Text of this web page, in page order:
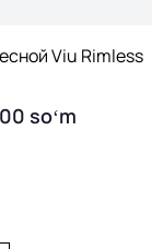
ViewViu Rimless
soʻm